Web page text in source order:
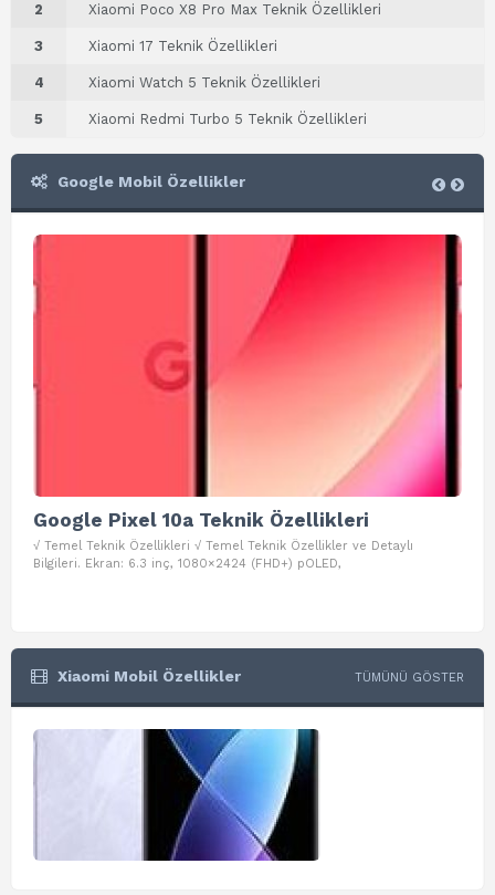
2 Xiaomi Poco X8 Pro Max Teknik Özellikleri
3 Xiaomi 17 Teknik Özellikleri
4 Xiaomi Watch 5 Teknik Özellikleri
5 Xiaomi Redmi Turbo 5 Teknik Özellikleri
Google Mobil Özellikler
Google Pixel 10a Teknik Özellikleri
√ Temel Teknik Özellikleri √ Temel Teknik Özellikler ve Detaylı
Bilgileri. Ekran: 6.3 inç, 1080×2424 (FHD+) pOLED,
Xiaomi Mobil Özellikler TÜMÜNÜ GÖSTER